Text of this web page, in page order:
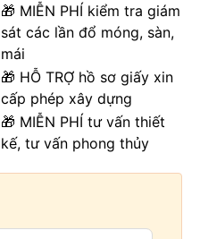
🎁 MIỄN PHÍ kiểm tra giám
sát các lần đổ móng, sàn,
mái
🎁 HỖ TRỢ hồ sơ giấy xin
cấp phép xây dựng
🎁 MIỄN PHÍ tư vấn thiết
kế, tư vấn phong thủy